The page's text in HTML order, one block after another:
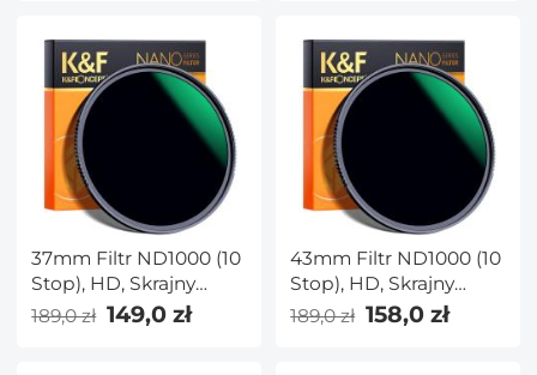
K&F Concept M35111
37mm Filtr ND1000 (10
Stop), HD, Skrajny
Cienki,
Wielowarstwowy,
189,0 zł 149,0 zł
43mm Filtr ND1000 (10
Stop), HD, Skrajny
Cienki,
Wielowarstwowy,
189,0 zł 158,0 zł